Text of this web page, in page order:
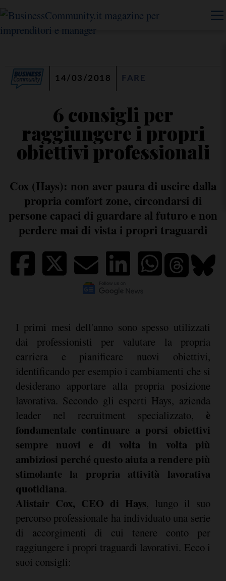
14/03/2018 FARE
6 consigli per
raggiungere i propri
obiettivi professionali
Cox (Hays): non aver paura di uscire dalla
propria comfort zone, circondarsi di
persone capaci di guardare al futuro e non
perdere mai di vista i propri traguardi
I primi mesi dell'anno sono spesso utilizzati
dai professionisti per valutare la propria
carriera e pianificare nuovi obiettivi,
identificando per esempio i cambiamenti che si
desiderano apportare alla propria posizione
lavorativa. Secondo gli esperti Hays, azienda
leader nel recruitment specializzato, è
fondamentale continuare a porsi obiettivi
sempre nuovi e di volta in volta più
ambiziosi perché questo aiuta a rendere più
stimolante la propria attività lavorativa
quotidiana.
Alistair Cox, CEO di Hays, lungo il suo
percorso professionale ha individuato una serie
di accorgimenti di cui tenere conto per
raggiungere i propri traguardi lavorativi. Ecco i
suoi consigli: